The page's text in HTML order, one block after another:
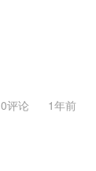
0评论 1年前